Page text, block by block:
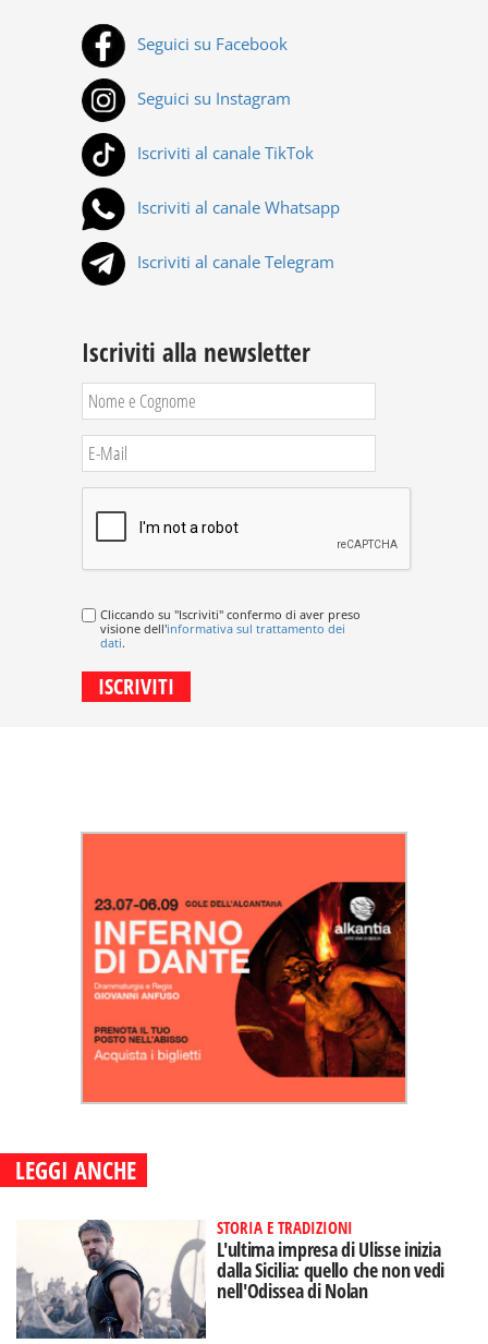
Seguici su Facebook
Seguici su Instagram
Iscriviti al canale TikTok
Iscriviti al canale Whatsapp
Iscriviti al canale Telegram
Iscriviti alla newsletter
Cliccando su "Iscriviti" confermo di aver preso
visione dell'informativa sul trattamento dei
dati.
LEGGI ANCHE
STORIA E TRADIZIONI
L'ultima impresa di Ulisse inizia
dalla Sicilia: quello che non vedi
nell'Odissea di Nolan